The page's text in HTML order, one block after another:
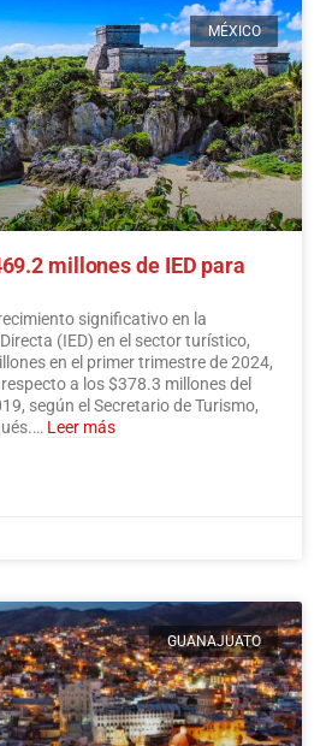
MÉXICO
millones de IED para
significativo en la
(IED) en el sector turístico,
en el primer trimestre de 2024,
a los $378.3 millones del
según el Secretario de Turismo,
Leer más
GUANAJUATO